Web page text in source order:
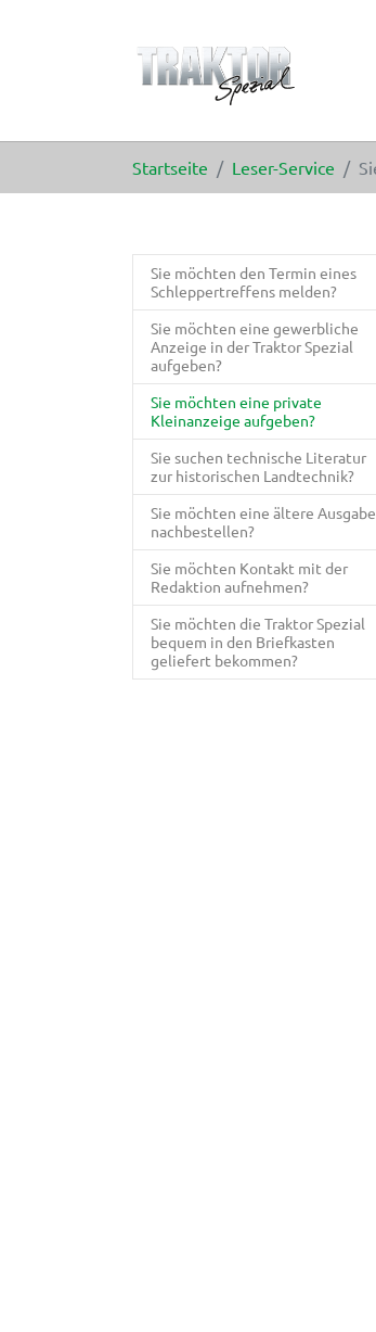
Startseite Leser-Service
Sie möchten den Termin eines
Schleppertreffens melden?
Sie möchten eine gewerbliche
Anzeige in der Traktor Spezial
aufgeben?
Sie möchten eine private
Kleinanzeige aufgeben?(current)
Sie suchen technische Literatur
zur historischen Landtechnik?
Sie möchten eine ältere Ausgabe
nachbestellen?
Sie möchten Kontakt mit der
Redaktion aufnehmen?
Sie möchten die Traktor Spezial
bequem in den Briefkasten
geliefert bekommen?